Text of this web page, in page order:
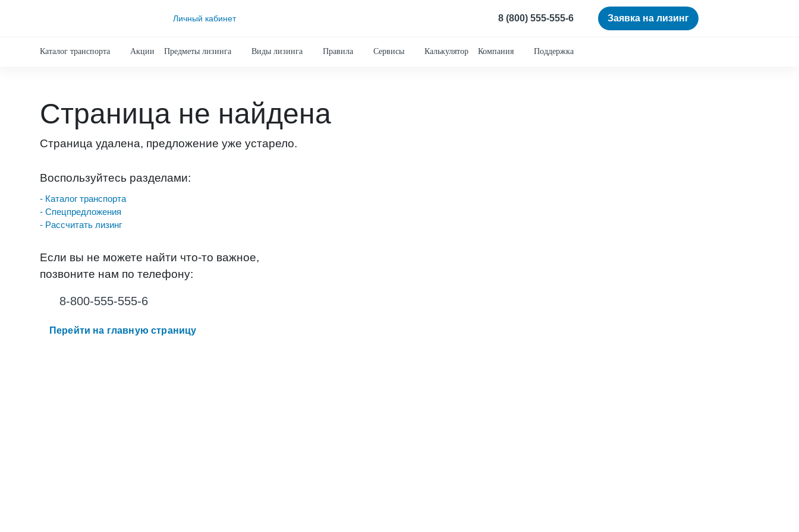
Личный кабинет 8 (800) 555-555-6 Заявка на лизинг
Каталог транспорта Акции Предметы лизинга Виды лизинга Правила Сервисы Калькулятор Компания Поддержка
Страница не найдена
Страница удалена, предложение уже устарело.
Воспользуйтесь разделами:
- Каталог транспорта
- Спецпредложения
- Рассчитать лизинг
Если вы не можете найти что-то важное,
позвоните нам по телефону:
8-800-555-555-6
Перейти на главную страницу